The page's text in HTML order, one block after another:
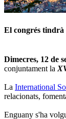
El congrés tindrà
Dimecres, 12 de
conjuntament la
La International
relacionats,
Enguany s'ha